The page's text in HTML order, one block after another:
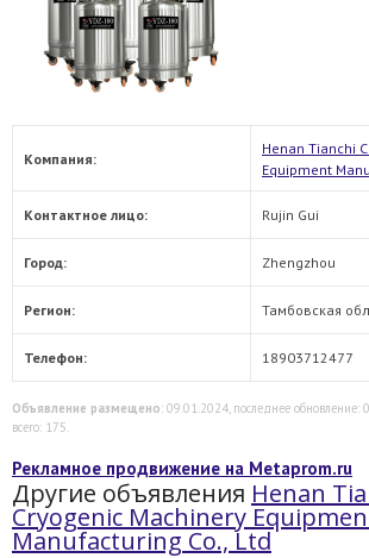
Компания:
Henan Tianchi
Equipment
Контактное лицо: Rujin Gui
Город: Zhengzhou
Регион: Тамбовская
Телефон: 18903712477
Объявление размещено: 09.01.2024, последнее обновление:
всего: 175.
Рекламное продвижение на Metaprom.ru
Другие объявления Henan
Cryogenic Machinery
Manufacturing Co., Ltd